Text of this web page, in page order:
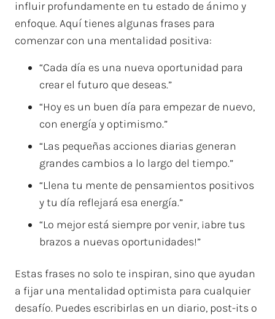
influir profundamente en tu estado de ánimo y
enfoque. Aquí tienes algunas frases para
comenzar con una mentalidad positiva:
“Cada día es una nueva oportunidad para
crear el futuro que deseas.”
“Hoy es un buen día para empezar de nuevo,
con energía y optimismo.”
“Las pequeñas acciones diarias generan
grandes cambios a lo largo del tiempo.”
“Llena tu mente de pensamientos positivos
y tu día reflejará esa energía.”
“Lo mejor está siempre por venir, ¡abre tus
brazos a nuevas oportunidades!”
Estas frases no solo te inspiran, sino que ayudan
a fijar una mentalidad optimista para cualquier
desafío. Puedes escribirlas en un diario, post-its o